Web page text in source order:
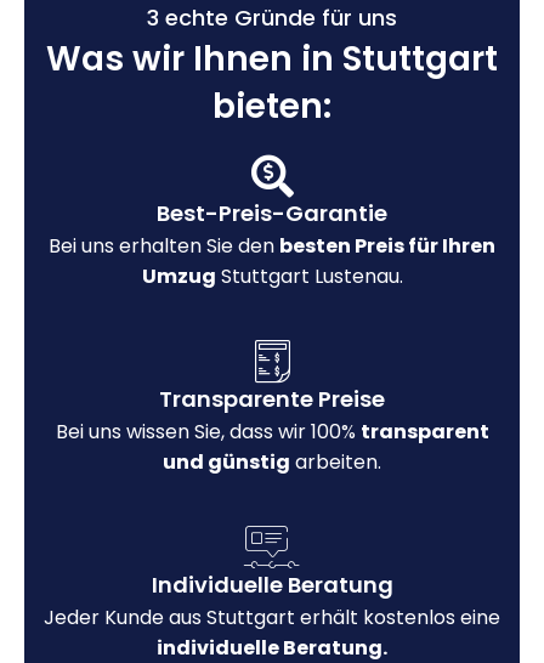
3 echte Gründe für uns
Was wir Ihnen in Stuttgart
bieten:
Best-Preis-Garantie
Bei uns erhalten Sie den besten Preis für Ihren
Umzug Stuttgart Lustenau.
Transparente Preise
Bei uns wissen Sie, dass wir 100% transparent
und günstig arbeiten.
Individuelle Beratung
Jeder Kunde aus Stuttgart erhält kostenlos eine
individuelle Beratung.